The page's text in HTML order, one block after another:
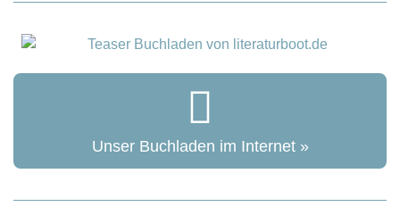
Unser Buchladen im Internet »